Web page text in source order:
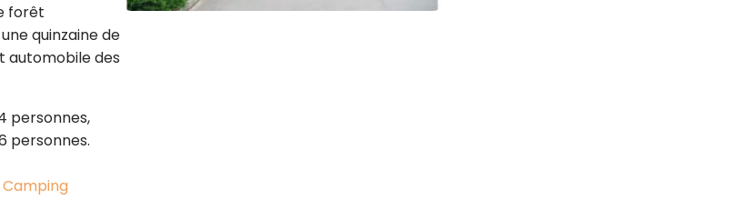
forêt
quinzaine de
automobile des
personnes,
personnes.
Camping